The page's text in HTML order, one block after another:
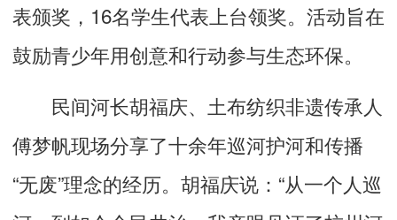
表颁奖，16名学生代表上台领奖。活动旨在
鼓励青少年用创意和行动参与生态环保。
民间河长胡福庆、土布纺织非遗传承人
傅梦帆现场分享了十余年巡河护河和传播
“无废”理念的经历。胡福庆说：“从一个人巡